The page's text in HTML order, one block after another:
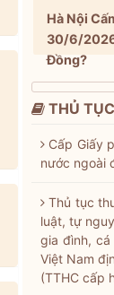
Hà Nội
30/6/
Đồng?
THỦ
Cấp Giấy
nước ngoài
Thủ tục
luật, tự
gia đình,
Việt Nam
(TTHC cấp